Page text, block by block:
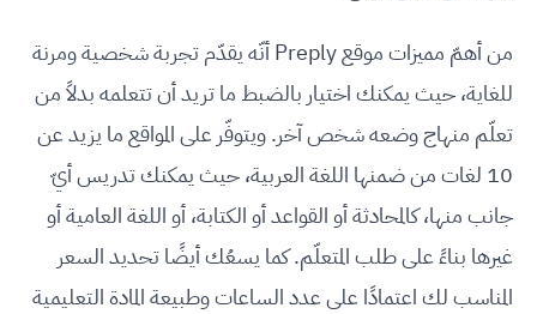
من أهمّ مميزات موقع Preply أنّه يقدّم تجربة شخصية ومرنة
للغاية، حيث يمكنك اختيار بالضبط ما تريد أن تتعلمه بدلاً من
تعلّم منهاج وضعه شخص آخر. ويتوفّر على المواقع ما يزيد عن
10 لغات من ضمنها اللغة العربية، حيث يمكنك تدريس أيّ
جانب منها، كالمحادثة أو القواعد أو الكتابة، أو اللغة العامية أو
غيرها بناءً على طلب المتعلّم. كما يسعُك أيضًا تحديد السعر
المناسب لك اعتمادًا على عدد الساعات وطبيعة المادة التعليمية